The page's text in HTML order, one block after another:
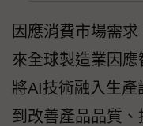
因應消費市場需
來全球製造業因
將AI技術融入生
到改善產品品質